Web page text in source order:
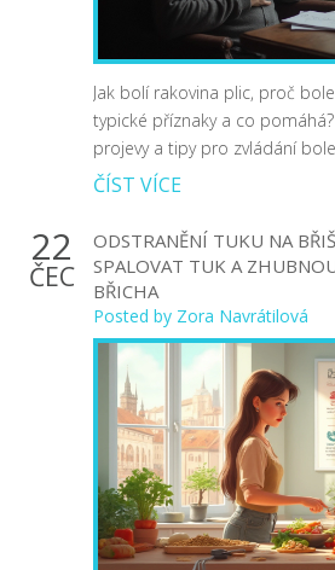
Jak bolí rakovina plic, proč
typické příznaky a co
projevy a tipy pro zvládání
ČÍST VÍCE
22
ČEC
ODSTRANĚNÍ TUKU NA
SPALOVAT TUK A
BŘICHA
Posted by Zora Navrátilová